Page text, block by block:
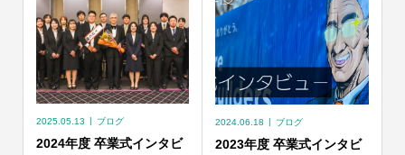
2025.05.13 ブログ
2024年度 卒業式インタビ
2024.06.18 ブログ
2023年度 卒業式インタビ